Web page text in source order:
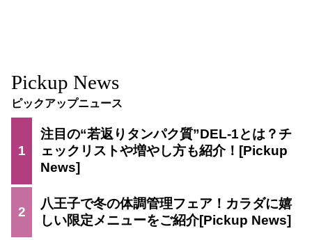
Pickup News
ピックアップニュース
1
注目の“若返りタンパク質”DEL-1とは？チ
ェックリストや増やし方も紹介！
2
八王子で冬の体調管理フェア！カラダに嬉
しい限定メニューをご紹介